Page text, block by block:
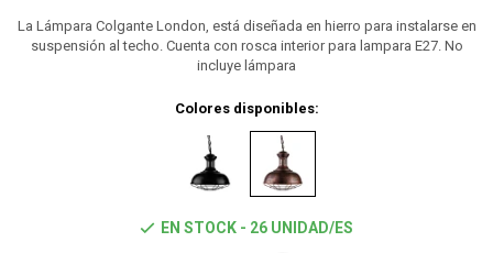
La Lámpara Colgante London, está diseñada en hierro para instalarse en
suspensión al techo. Cuenta con rosca interior para lampara E27. No
incluye lámpara
Colores disponibles:
EN STOCK - 26 UNIDAD/ES